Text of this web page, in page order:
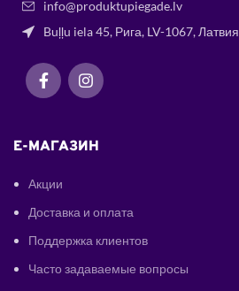
info@produktupiegade.lv
Buļļu iela 45, Рига, LV-1067, Латвия
E-МАГАЗИН
Акции
Доставка и оплата
Поддержка клиентов
Часто задаваемые вопросы